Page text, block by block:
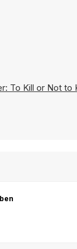
To Kill or Not to